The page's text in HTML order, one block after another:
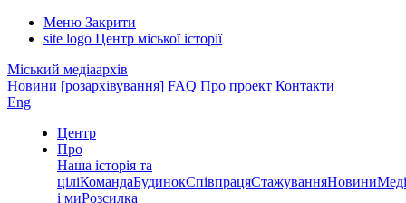
Меню Закрити
site logo Центр міської історії
Міський медіаархів
Новини [розархівування] FAQ Про проект Контакти
Eng
Центр
Про
Наша історія та
ціліКомандаБудинокСпівпрацяСтажуванняНовини
і миРозсилка